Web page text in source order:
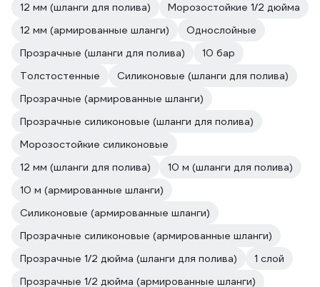
12 мм (шланги для полива)
Морозостойкие 1/2 дюйма
12 мм (армированные шланги)
Однослойные
Прозрачные (шланги для полива)
10 бар
Толстостенные
Силиконовые (шланги для полива)
Прозрачные (армированные шланги)
Прозрачные силиконовые (шланги для полива)
Морозостойкие силиконовые
12 мм (шланги для полива)
10 м (шланги для полива)
10 м (армированные шланги)
Силиконовые (армированные шланги)
Прозрачные силиконовые (армированные шланги)
Прозрачные 1/2 дюйма (шланги для полива)
1 слой
Прозрачные 1/2 дюйма (армированные шланги)